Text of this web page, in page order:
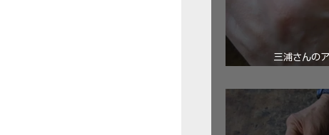
三浦さんの